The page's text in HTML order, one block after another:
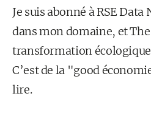
Je suis abonné à RSE
dans mon domaine, et
transformation
C’est de la "good
lire.